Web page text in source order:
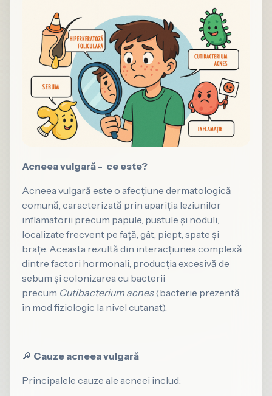
Acneea vulgară - ce este?
Acneea vulgară este o afecțiune dermatologică
comună, caracterizată prin apariția leziunilor
inflamatorii precum papule, pustule și noduli,
localizate frecvent pe față, gât, piept, spate și
brațe. Aceasta rezultă din interacțiunea complexă
dintre factori hormonali, producția excesivă de
sebum și colonizarea cu bacterii
precum Cutibacterium acnes(bacterie prezentă
în mod fiziologic la nivel cutanat).
🔎 Cauze acneea vulgară
Principalele cauze ale acneei includ: